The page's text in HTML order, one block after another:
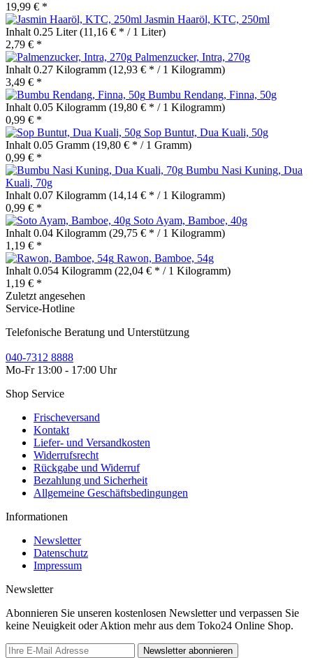
19,99 € *
Jasmin Haaröl, KTC, 250ml
Inhalt 0.25 Liter(11,16 € * / 1 Liter)
2,79 € *
Palmenzucker, Intra, 270g
Inhalt 0.27 Kilogramm (12,93 € * / 1 Kilogramm)
3,49 € *
Bumbu Rendang, Finna, 50g
Inhalt 0.05 Kilogramm (19,80 € * / 1 Kilogramm)
0,99 € *
Sop Buntut, Dua Kuali, 50g
Inhalt 0.05 Gramm (19,80 € * / 1 Gramm)
0,99 € *
Bumbu Nasi Kuning, Dua
Kuali, 70g
Inhalt 0.07 Kilogramm (14,14 € * / 1 Kilogramm)
0,99 € *
Soto Ayam, Bamboe, 40g
Inhalt 0.04 Kilogramm (29,75 € * / 1 Kilogramm)
1,19 € *
Rawon, Bamboe, 54g
Inhalt 0.054 Kilogramm (22,04 € * / 1 Kilogramm)
1,19 € *
Zuletzt angesehen
Service-Hotline
Telefonische Beratung und Unterstützung
040-7312 8888
Mo-Fr 13:00 - 17:00 Uhr
Shop Service
Frischeversand
Kontakt
Liefer- und Versandkosten
Widerrufsrecht
Rückgabe und Widerruf
Bezahlung und Sicherheit
Allgemeine Geschäftsbedingungen
Informationen
Newsletter
Datenschutz
Impressum
Newsletter
Abonnieren Sie unseren kostenlosen Newsletter und verpassen Sie
keine Neuigkeit oder Aktion mehr aus dem Toko24 Online Shop.
Newsletter abonnieren